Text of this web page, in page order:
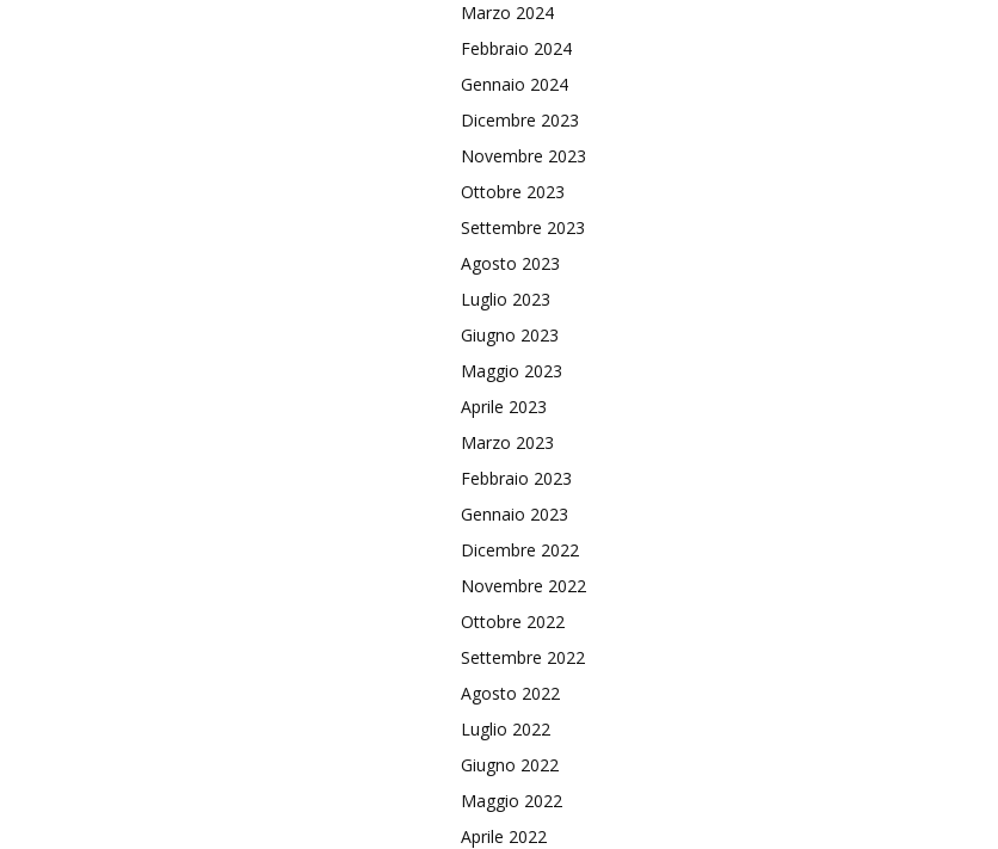
Marzo 2024
Febbraio 2024
Gennaio 2024
Dicembre 2023
Novembre 2023
Ottobre 2023
Settembre 2023
Agosto 2023
Luglio 2023
Giugno 2023
Maggio 2023
Aprile 2023
Marzo 2023
Febbraio 2023
Gennaio 2023
Dicembre 2022
Novembre 2022
Ottobre 2022
Settembre 2022
Agosto 2022
Luglio 2022
Giugno 2022
Maggio 2022
Aprile 2022